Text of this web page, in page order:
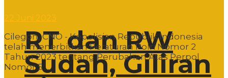
RT dan RW
Sudah, Giliran
Cilegon, CNO - Kepolisian Republik Indonesia
telah menerbitkan Peraturan Polri Nomor 2
Tahun 2023 tentang Perubahan Atas Perpol
Nomor 5 ...